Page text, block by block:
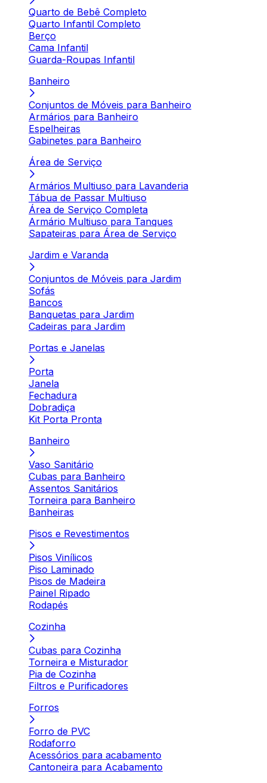
Quarto de Bebê Completo
Quarto Infantil Completo
Berço
Cama Infantil
Guarda-Roupas Infantil
Banheiro
Conjuntos de Móveis para Banheiro
Armários para Banheiro
Espelheiras
Gabinetes para Banheiro
Área de Serviço
Armários Multiuso para Lavanderia
Tábua de Passar Multiuso
Área de Serviço Completa
Armário Multiuso para Tanques
Sapateiras para Área de Serviço
Jardim e Varanda
Conjuntos de Móveis para Jardim
Sofás
Bancos
Banquetas para Jardim
Cadeiras para Jardim
Portas e Janelas
Porta
Janela
Fechadura
Dobradiça
Kit Porta Pronta
Banheiro
Vaso Sanitário
Cubas para Banheiro
Assentos Sanitários
Torneira para Banheiro
Banheiras
Pisos e Revestimentos
Pisos Vinílicos
Piso Laminado
Pisos de Madeira
Painel Ripado
Rodapés
Cozinha
Cubas para Cozinha
Torneira e Misturador
Pia de Cozinha
Filtros e Purificadores
Forros
Forro de PVC
Rodaforro
Acessórios para acabamento
Cantoneira para Acabamento